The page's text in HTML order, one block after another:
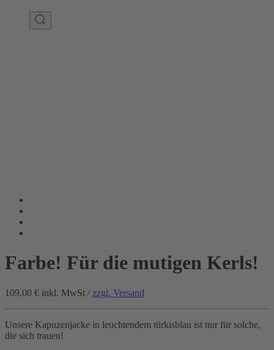
Farbe! Für die mutigen Kerls!
109.00 € inkl. MwSt / zzgl. Versand
Unsere Kapuzenjacke in leuchtendem türkisblau ist nur für solche,
die sich trauen!